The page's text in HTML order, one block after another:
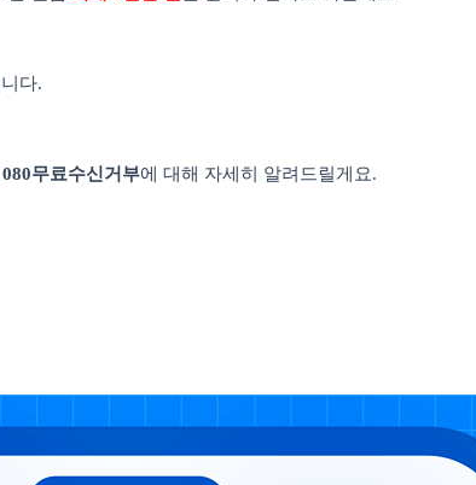
다.
무료수신거부에 대해 자세히 알려드릴게요.